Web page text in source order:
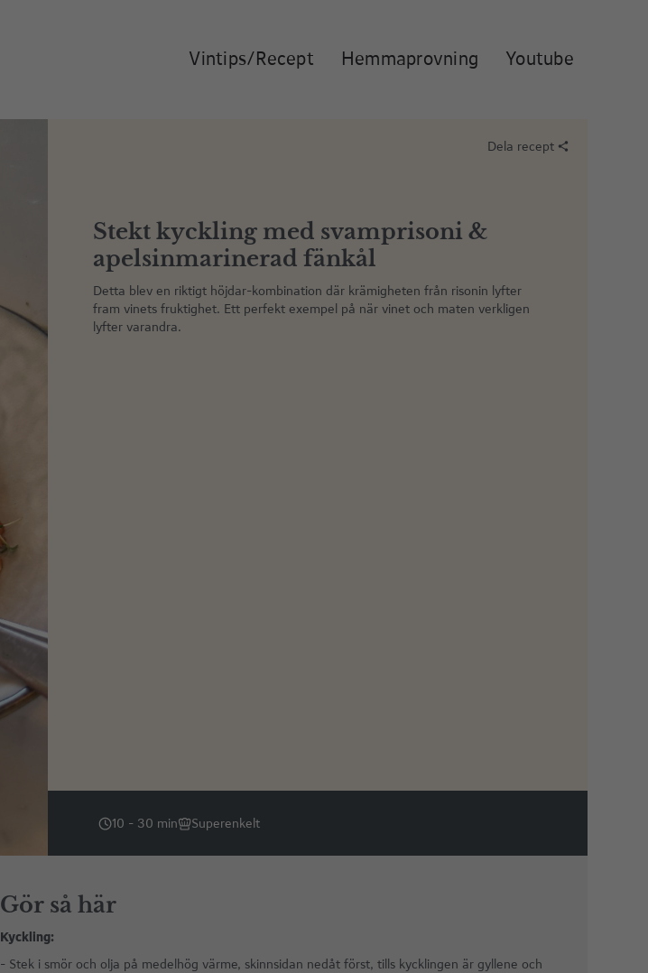
Vintips/Recept Hemmaprovning Youtube
Dela recept share
Stekt kyckling med svamprisoni &
apelsinmarinerad fänkål
Detta blev en riktigt höjdar-kombination där krämigheten från risonin lyfter
fram vinets fruktighet. Ett perfekt exempel på när vinet och maten verkligen
lyfter varandra.
10 - 30 min Superenkelt
Gör så här
Kyckling:
- Stek i smör och olja på medelhög värme, skinnsidan nedåt först, tills kycklingen är gyllene och